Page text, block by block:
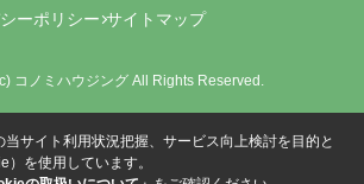
ーポリシー サイトマップ
コノミハウジング All Rights Reserved.
サイト利用状況把握、サービス向上検討を目的と
を使用しています。